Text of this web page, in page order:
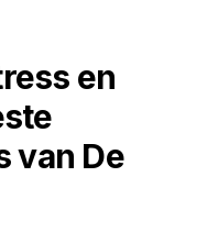
en
van De